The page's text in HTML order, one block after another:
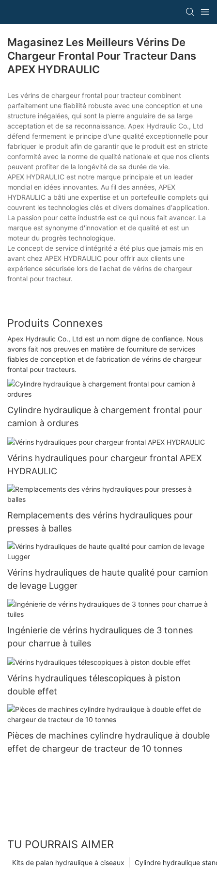
Magasinez Les Meilleurs Vérins De
Chargeur Frontal Pour Tracteur Dans
APEX HYDRAULIC
Les vérins de chargeur frontal pour tracteur combinent
parfaitement une fiabilité robuste avec une conception et une
structure inégalées, qui sont la pierre angulaire de sa large
acceptation et de sa reconnaissance. Apex Hydraulic Co., Ltd
défend fermement le principe d'une qualité exceptionnelle pour
fabriquer le produit afin de garantir que le produit est en stricte
conformité avec la norme de qualité nationale et que nos clients
peuvent profiter de la longévité de sa durée de vie.
APEX HYDRAULIC est notre marque principale et un leader
mondial en idées innovantes. Au fil des années, APEX
HYDRAULIC a bâti une expertise et un portefeuille complets qui
couvrent les technologies clés et divers domaines d'application.
La passion pour cette industrie est ce qui nous fait avancer. La
marque est synonyme d'innovation et de qualité et est un
moteur du progrès technologique.
Le concept de service d'intégrité a été plus que jamais mis en
avant chez APEX HYDRAULIC pour offrir aux clients une
expérience sécurisée lors de l'achat de vérins de chargeur
frontal pour tracteur.
Produits Connexes
Apex Hydraulic Co., Ltd est un nom digne de confiance. Nous
avons fait nos preuves en matière de fourniture de services
fiables de conception et de fabrication de vérins de chargeur
frontal pour tracteurs.
Cylindre hydraulique à chargement frontal pour
camion à ordures
Vérins hydrauliques pour chargeur frontal APEX
HYDRAULIC
Remplacements des vérins hydrauliques pour
presses à balles
Vérins hydrauliques de haute qualité pour camion
de levage Lugger
Ingénierie de vérins hydrauliques de 3 tonnes
pour charrue à tuiles
Vérins hydrauliques télescopiques à piston
double effet
Pièces de machines cylindre hydraulique à double
effet de chargeur de tracteur de 10 tonnes
TU POURRAIS AIMER
Cylindre hydraulique
Kits de palan hydraulique à ciseaux